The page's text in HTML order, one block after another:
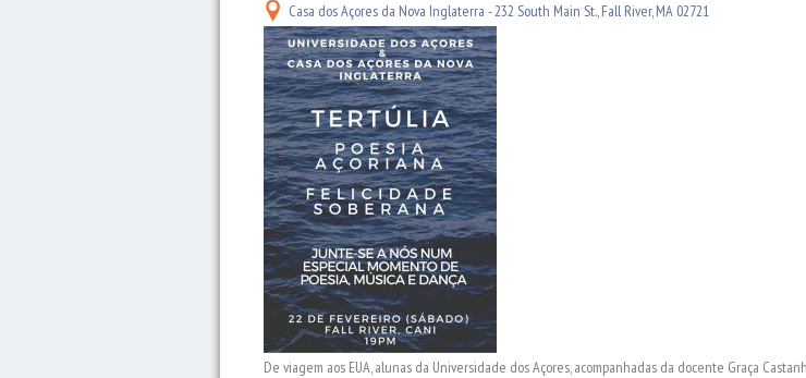
Casa dos Açores da Nova Inglaterra - 232 South Main St., Fall River, MA 02721
De viagem aos EUA, alunas da Universidade dos Açores, acompanhadas da docente Graça